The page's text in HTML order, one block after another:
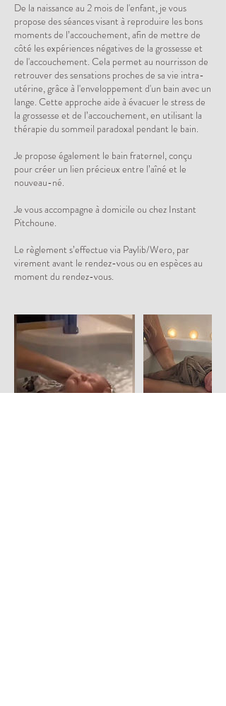
De la naissance au 2 mois de l'enfant, je vous
propose des séances visant à reproduire les bons
moments de l’accouchement, afin de mettre de
côté les expériences négatives de la grossesse et
de l'accouchement. Cela permet au nourrisson de
retrouver des sensations proches de sa vie intra-
utérine, grâce à l'enveloppement d'un bain avec un
lange. Cette approche aide à évacuer le stress de
la grossesse et de l’accouchement, en utilisant la
thérapie du sommeil paradoxal pendant le bain.
Je propose également le bain fraternel, conçu
pour créer un lien précieux entre l’aîné et le
nouveau-né.
Je vous accompagne à domicile ou chez Instant
Pitchoune.
Le règlement s’effectue via Paylib/Wero, par
virement avant le rendez-vous ou en espèces au
moment du rendez-vous.